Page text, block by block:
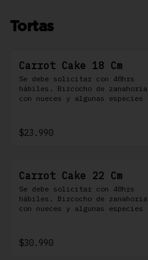
Tortas
Carrot Cake 18 Cm
Se debe solicitar con 48hrs
hábiles. Bizcocho de zanahoria
con nueces y algunas especies
crema.
$23.990
Carrot Cake 22 Cm
Se debe solicitar con 48hrs
hábiles. Bizcocho de zanahoria
con nueces y algunas especies
crema.
$30.990